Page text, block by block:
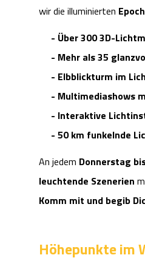
wir die illuminierten
- Über 300 3D-
- Mehr als 35
- Elbblickturm im
- Multimediashows
- Interaktive
- 50 km funkelnde
An jedem Donnerstag
leuchtende Szenerien
Komm mit und begib
Höhepunkte im